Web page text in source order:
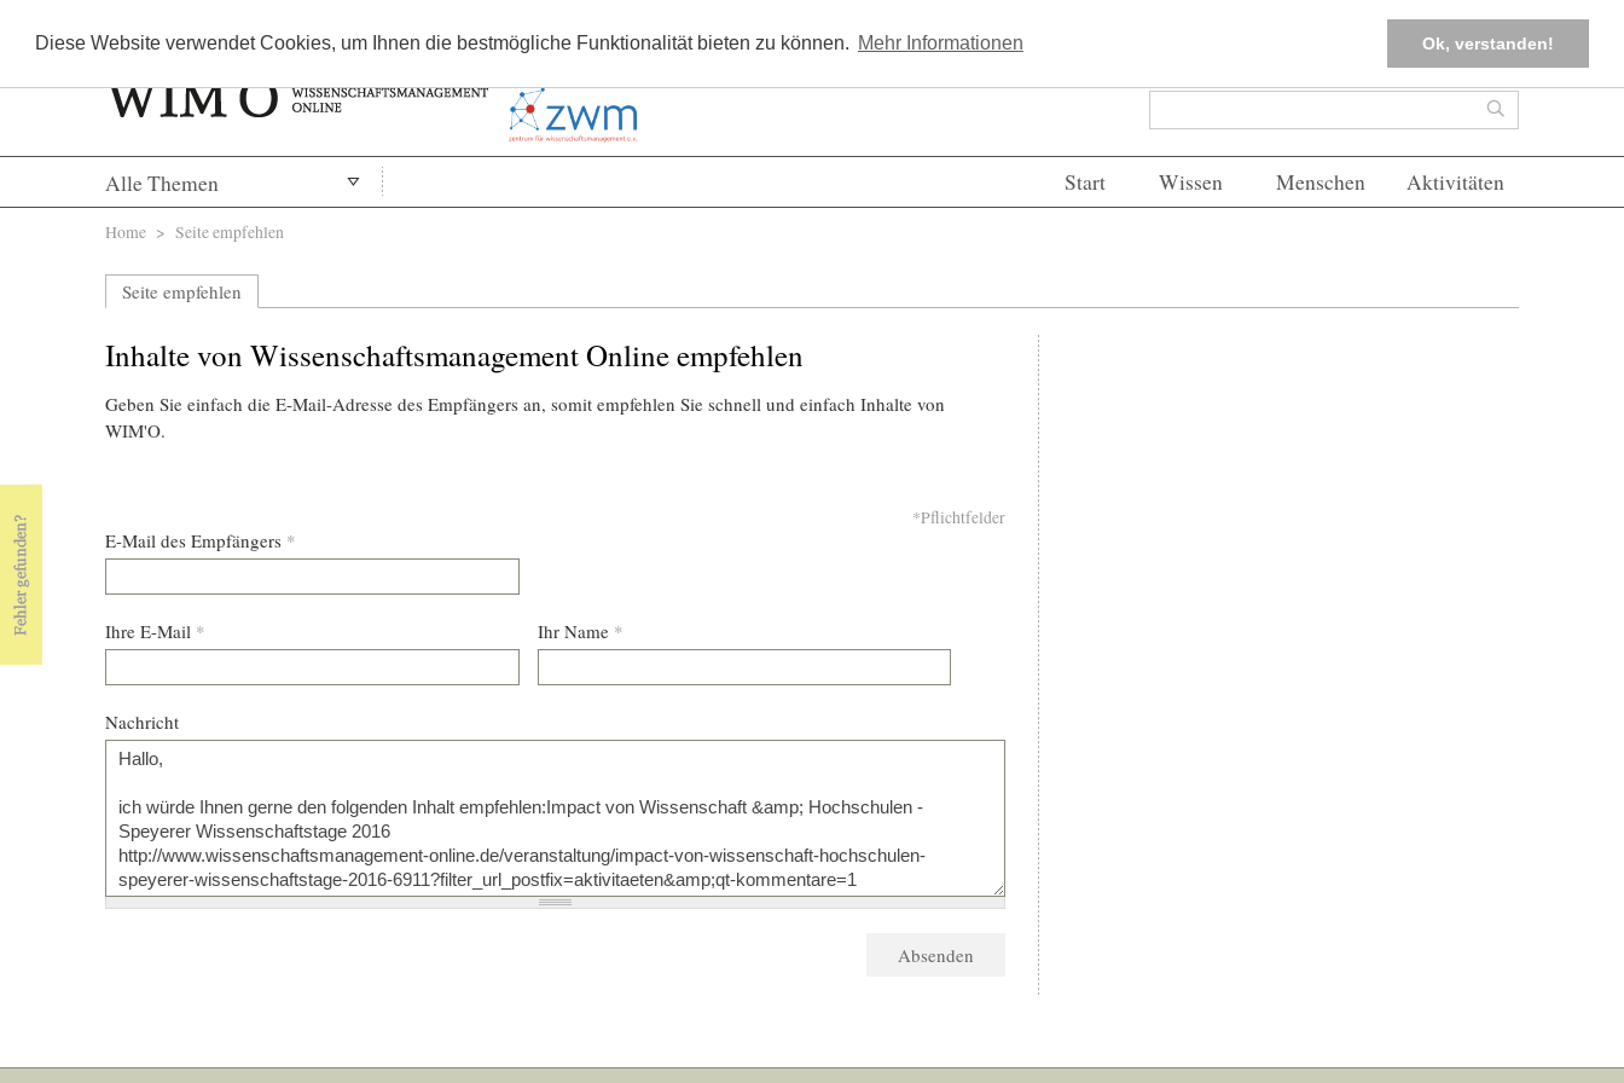
Diese Website verwendet Cookies, um Ihnen die bestmögliche Funktionalität bieten zu können. Mehr Informationen Ok, verstanden!
Kostenlos registrieren FAQs Einloggen
Suchformular Suche
Alle Themen Start Wissen Menschen Aktivitäten
Sie sind hier
Home > Seite empfehlen
Seite empfehlen
Inhalte von Wissenschaftsmanagement Online empfehlen
Geben Sie einfach die E-Mail-Adresse des Empfängers an, somit empfehlen Sie schnell und einfach Inhalte von
WIM'O.
*Pflichtfelder
E-Mail des Empfängers *
Ihre E-Mail * Ihr Name *
Nachricht